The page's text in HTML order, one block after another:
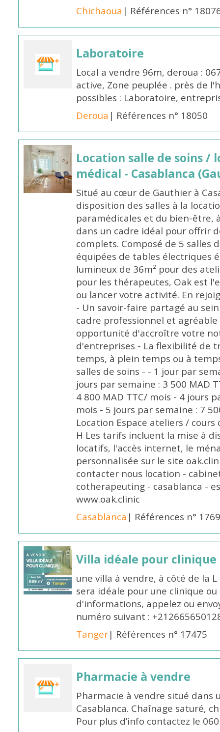
Chichaoua | Références n°
Laboratoire
Local a vendre 96m, deroua :
active, Zone peuplée . près de
possibles : Laboratoire,
Deroua | Références n° 18050
Location salle de soins /
médical - Casablanca
Situé au cœur de Gauthier à
disposition des salles à la
paramédicales et du bien-être,
dans un cadre idéal pour offrir
complets. Composé de 5 salles
équipées de tables électriques
lumineux de 36m² pour des
pour les thérapeutes, Oak est
ou lancer votre activité. En
- Un savoir-faire partagé au
cadre professionnel et
opportunité d'accroître votre
d'entreprises - La flexibilité de
temps, à plein temps ou à
salles de soins - - 1 jour par
jours par semaine : 3 500 MAD
4 800 MAD TTC/ mois - 4 jours
mois - 5 jours par semaine : 7
Location Espace ateliers /
H Les tarifs incluent la mise à
locatifs, l'accès internet, le
personnalisée sur le site
contacter nous location -
cotherapeuting - casablanca -
www.oak.clinic
Casablanca | Références n°
Villa idéale pour clinique
une villa à vendre, à côté de la
sera idéale pour une clinique
d'informations, appelez ou
numéro suivant :
Tanger| Références n° 17475
Pharmacie à vendre
Pharmacie à vendre situé dans
Casablanca. Chaînage saturé,
Pour plus d’info contactez le